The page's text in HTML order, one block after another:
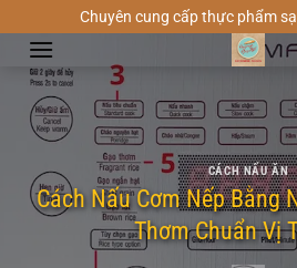
đến
dung
Chuyên cung cấp thực phẩm
CÁCH NẤU ĂN
Cách Nấu Cơm Nếp Bằng
Thơm Chuẩn Vị